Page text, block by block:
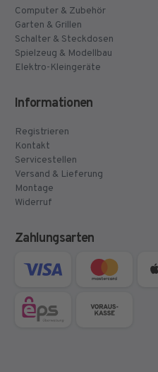
Computer & Zubehör
Garten & Grillen
Schalter & Steckdosen
Spielzeug & Modellbau
Elektro-Kleingeräte
Informationen
Registrieren
Kontakt
Servicestellen
Versand & Lieferung
Montage
Widerruf
Zahlungsarten